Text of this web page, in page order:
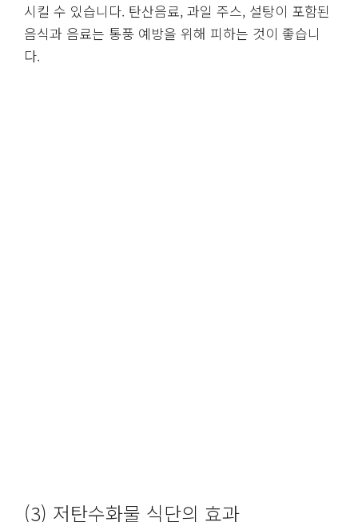
시킬 수 있습니다. 탄산음료, 과일 주스, 설탕이 포함된
음식과 음료는 통풍 예방을 위해 피하는 것이 좋습니
다.
(3) 저탄수화물 식단의 효과